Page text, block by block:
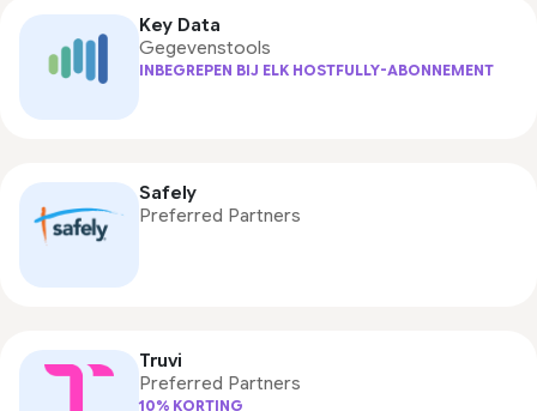
Key Data
Gegevenstools
INBEGREPEN BIJ ELK HOSTFULLY-ABONNEMENT
Safely
Preferred Partners
Truvi
Preferred Partners
10% KORTING